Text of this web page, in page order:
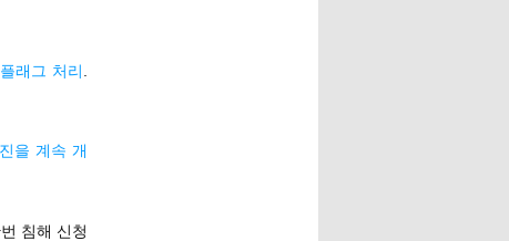
래그 처리
을 계속 개
침해 신청